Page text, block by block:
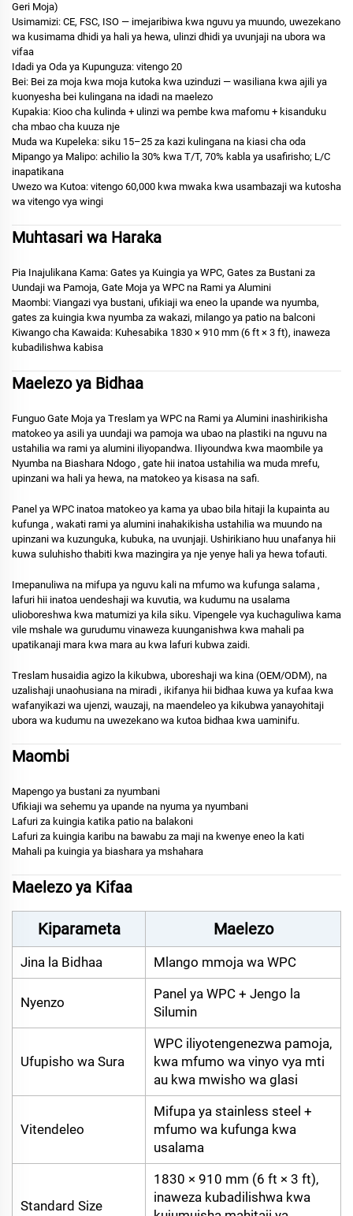
Geri Moja)
Usimamizi: CE, FSC, ISO — imejaribiwa kwa nguvu ya muundo, uwezekano
wa kusimama dhidi ya hali ya hewa, ulinzi dhidi ya uvunjaji na ubora wa
vifaa
Idadi ya Oda ya Kupunguza: vitengo 20
Bei: Bei za moja kwa moja kutoka kwa uzinduzi — wasiliana kwa ajili ya
kuonyesha bei kulingana na idadi na maelezo
Kupakia: Kioo cha kulinda + ulinzi wa pembe kwa mafomu + kisanduku
cha mbao cha kuuza nje
Muda wa Kupeleka: siku 15–25 za kazi kulingana na kiasi cha oda
Mipango ya Malipo: achilio la 30% kwa T/T, 70% kabla ya usafirisho; L/C
inapatikana
Uwezo wa Kutoa: vitengo 60,000 kwa mwaka kwa usambazaji wa kutosha
wa vitengo vya wingi
Muhtasari wa Haraka
Pia Inajulikana Kama: Gates ya Kuingia ya WPC, Gates za Bustani za
Uundaji wa Pamoja, Gate Moja ya WPC na Rami ya Alumini
Maombi: Viangazi vya bustani, ufikiaji wa eneo la upande wa nyumba,
gates za kuingia kwa nyumba za wakazi, milango ya patio na balconi
Kiwango cha Kawaida: Kuhesabika 1830 × 910 mm (6 ft × 3 ft), inaweza
kubadilishwa kabisa
Maelezo ya Bidhaa
Funguo Gate Moja ya Treslam ya WPC na Rami ya Alumini inashirikisha
matokeo ya asili ya uundaji wa pamoja wa ubao na plastiki na nguvu na
ustahilia wa rami ya alumini iliyopandwa. Iliyoundwa kwa maombile ya
Nyumba na Biashara Ndogo , gate hii inatoa ustahilia wa muda mrefu,
upinzani wa hali ya hewa, na matokeo ya kisasa na safi.
Panel ya WPC inatoa matokeo ya kama ya ubao bila hitaji la kupainta au
kufunga , wakati rami ya alumini inahakikisha ustahilia wa muundo na
upinzani wa kuzunguka, kubuka, na uvunjaji. Ushirikiano huu unafanya hii
kuwa suluhisho thabiti kwa mazingira ya nje yenye hali ya hewa tofauti.
Imepanuliwa na mifupa ya nguvu kali na mfumo wa kufunga salama ,
lafuri hii inatoa uendeshaji wa kuvutia, wa kudumu na usalama
ulioboreshwa kwa matumizi ya kila siku. Vipengele vya kuchaguliwa kama
vile mshale wa gurudumu vinaweza kuunganishwa kwa mahali pa
upatikanaji mara kwa mara au kwa lafuri kubwa zaidi.
Treslam husaidia agizo la kikubwa, uboreshaji wa kina (OEM/ODM), na
uzalishaji unaohusiana na miradi , ikifanya hii bidhaa kuwa ya kufaa kwa
wafanyikazi wa ujenzi, wauzaji, na maendeleo ya kikubwa yanayohitaji
ubora wa kudumu na uwezekano wa kutoa bidhaa kwa uaminifu.
Maombi
Mapengo ya bustani za nyumbani
Ufikiaji wa sehemu ya upande na nyuma ya nyumbani
Lafuri za kuingia katika patio na balakoni
Lafuri za kuingia karibu na bawabu za maji na kwenye eneo la kati
Mahali pa kuingia ya biashara ya mshahara
Maelezo ya Kifaa
Kiparameta Maelezo
Jina la Bidhaa Mlango mmoja wa WPC
Nyenzo
Panel ya WPC + Jengo la
Silumin
Ufupisho wa Sura
WPC iliyotengenezwa pamoja,
kwa mfumo wa vinyo vya mti
au kwa mwisho wa glasi
Vitendeleo
Mifupa ya stainless steel +
mfumo wa kufunga kwa
usalama
Standard Size
1830 × 910 mm (6 ft × 3 ft),
inaweza kubadilishwa kwa